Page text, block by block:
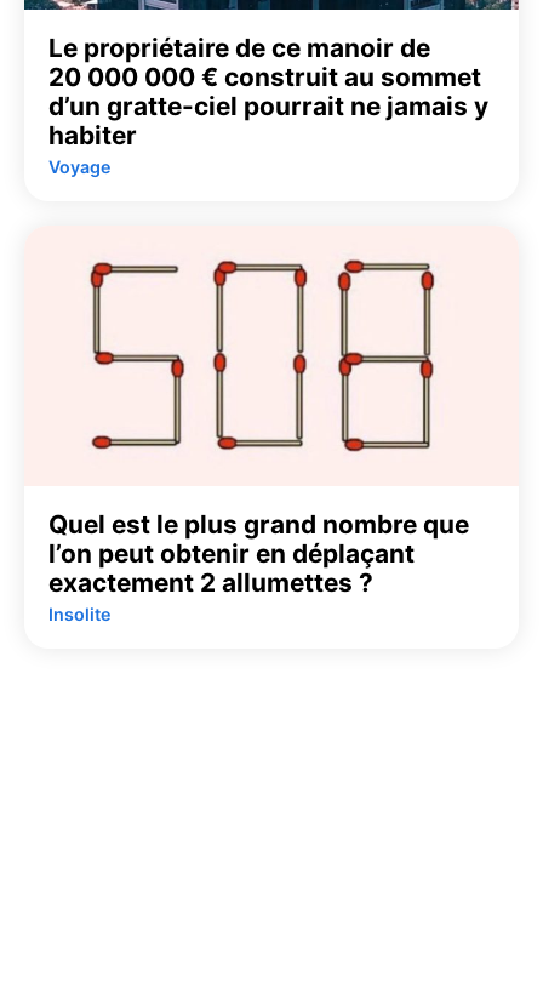
Le propriétaire de ce manoir de
20 000 000 € construit au sommet
d’un gratte-ciel pourrait ne jamais y
habiter
Voyage
Quel est le plus grand nombre que
l’on peut obtenir en déplaçant
exactement 2 allumettes ?
Insolite